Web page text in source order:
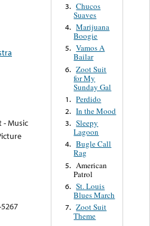
- Music
3. Chucos
Suaves
4. Marijuana
Boogie
5. Vamos A
Bailar
6. Zoot Suit
for My
Sunday Gal
1. Perdido
2. In the Mood
3. Sleepy
Lagoon
4. Bugle Call
Rag
5. American
Patrol
6. St. Louis
Blues March
7. Zoot Suit
Theme